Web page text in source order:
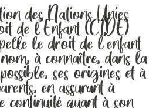
des Nations Unies
de l’Enfant (CIDE)
le droit de l’enfant
à connaître, dans la
ses origines et à
en assurant à
continuité quant à son